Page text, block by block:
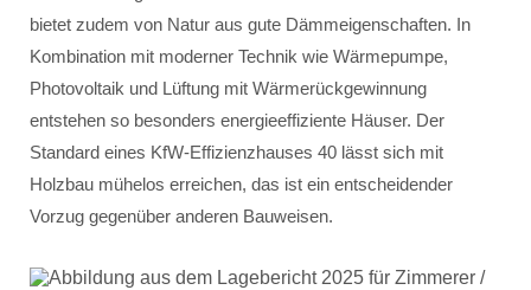
bietet zudem von Natur aus gute Dämmeigenschaften. In
Kombination mit moderner Technik wie Wärmepumpe,
Photovoltaik und Lüftung mit Wärmerückgewinnung
entstehen so besonders energieeffiziente Häuser. Der
Standard eines KfW-Effizienzhauses 40 lässt sich mit
Holzbau mühelos erreichen, das ist ein entscheidender
Vorzug gegenüber anderen Bauweisen.